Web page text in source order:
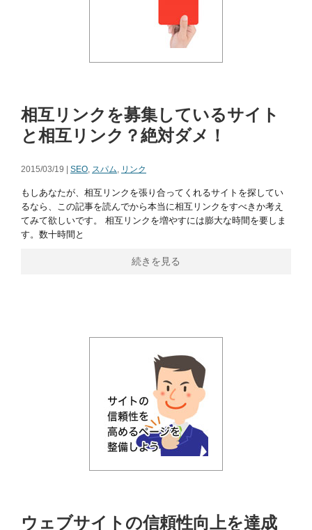
相互リンクを募集しているサイト
と相互リンク？絶対ダメ！
2015/03/19 | SEO, スパム, リンク
もしあなたが、相互リンクを張り合ってくれるサイトを探してい
るなら、この記事を読んでから本当に相互リンクをすべきか考え
てみて欲しいです。 相互リンクを増やすには膨大な時間を要しま
す。数十時間と
続きを見る
ウェブサイトの信頼性向上を達成